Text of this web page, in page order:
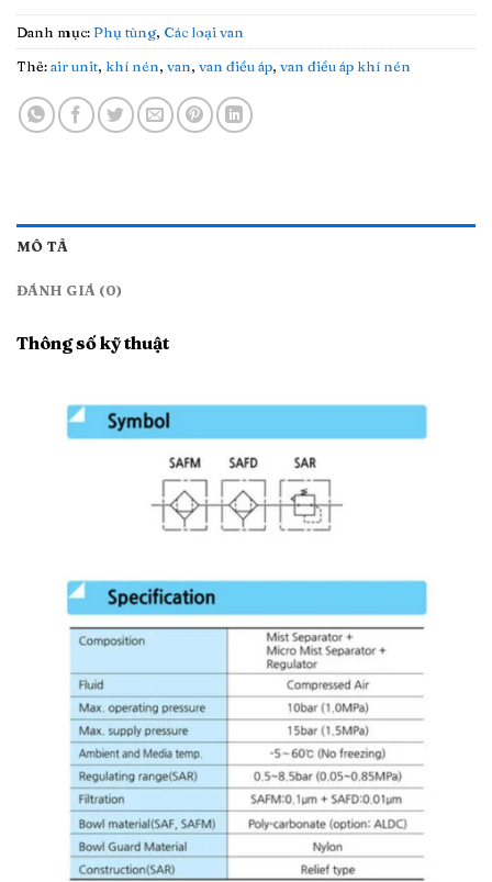
Danh mục: Phụ tùng, Các loại van
Thẻ:air unit, khí nén, van, van điều áp, van điều áp khí nén
MÔ TẢ
ĐÁNH GIÁ (0)
Thông số kỹ thuật